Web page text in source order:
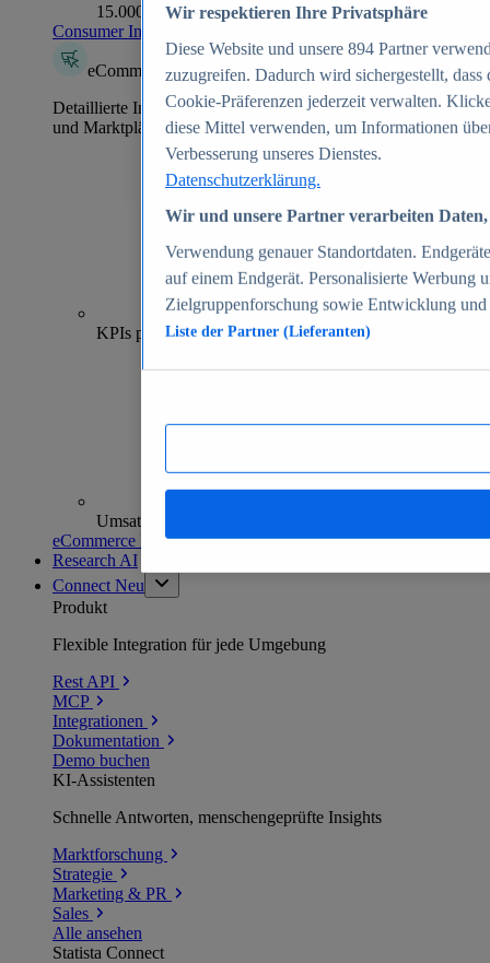
15.000+ Marken
Consumer Insights entdecken
eCommerce Insights
Detaillierte Informationen zu mehr als 39.000 Online-Shops
und Marktplätzen
70+
KPIs pro Shop
Umsatzanalysen und -prognosen
eCommerce Insights entdecken
Research AI
Connect Neu
Produkt
Flexible Integration für jede Umgebung
Rest API
MCP
Integrationen
Dokumentation
Demo buchen
KI-Assistenten
Schnelle Antworten, menschengeprüfte Insights
Marktforschung
Strategie
Marketing & PR
Sales
Alle ansehen
Statista Connect
Wir respektieren Ihre Privatsphäre
Diese Website und unsere 894 Partner
zuzugreifen. Dadurch wird sichergestellt,
Cookie-Präferenzen jederzeit verwalten.
diese Mittel verwenden, um Informationen
Verbesserung unseres Dienstes.
Datenschutzerklärung.
Wir und unsere Partner verarbeiten
Verwendung genauer Standortdaten.
auf einem Endgerät. Personalisierte Werbung
Zielgruppenforschung sowie Entwicklung
Liste der Partner (Lieferanten)